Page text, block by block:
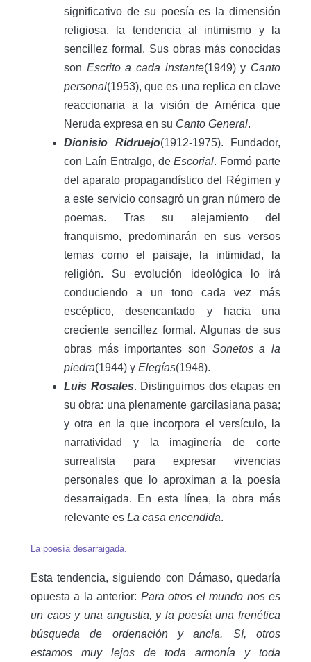
significativo de su poesía es la dimensión
religiosa, la tendencia al intimismo y la
sencillez formal. Sus obras más conocidas
son Escrito a cada instante(1949) y Canto
personal(1953), que es una replica en clave
reaccionaria a la visión de América que
Neruda expresa en su Canto General.
Dionisio Ridruejo(1912-1975). Fundador,
con Laín Entralgo, deEscorial. Formó parte
del aparato propagandístico del Régimen y
a este servicio consagró un gran número de
poemas. Tras su alejamiento del
franquismo, predominarán en sus versos
temas como el paisaje, la intimidad, la
religión. Su evolución ideológica lo irá
conduciendo a un tono cada vez más
escéptico, desencantado y hacia una
creciente sencillez formal. Algunas de sus
obras más importantes son Sonetos a la
piedra(1944) y Elegías(1948).
Luis Rosales. Distinguimos dos etapas en
su obra: una plenamente garcilasiana pasa;
y otra en la que incorpora el versículo, la
narratividad y la imaginería de corte
surrealista para expresar vivencias
personales que lo aproximan a la poesía
desarraigada. En esta línea, la obra más
relevante es La casa encendida.
La poesía desarraigada.
Esta tendencia, siguiendo con Dámaso, quedaría
opuesta a la anterior: Para otros el mundo nos es
un caos y una angustia, y la poesía una frenética
búsqueda de ordenación y ancla. Sí, otros
estamos muy lejos de toda armonía y toda